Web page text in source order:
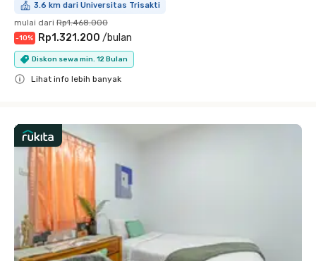
3.6 km dari Universitas Trisakti
mulai dari Rp1.468.000
-10% Rp1.321.200 /bulan
Diskon sewa min. 12 Bulan
Lihat info lebih banyak